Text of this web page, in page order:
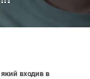
входив в